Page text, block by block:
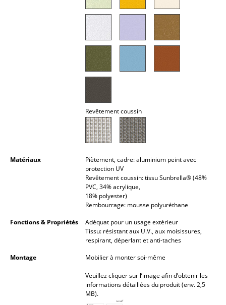
Petits rangements
... voir tous les rangements
Lampes de bureau
Lampadaires et Liseuses
Appliques murales
... voir tous les luminaires
Revêtement coussin
Matériaux
Piètement, cadre: aluminium peint avec
protection UV
Revêtement coussin: tissu Sunbrella® (48%
PVC, 34% acrylique,
18% polyester)
Rembourrage: mousse polyuréthane
Fonctions & Propriétés
Adéquat pour un usage extérieur
Tissu: résistant aux U.V., aux moisissures,
respirant, déperlant et anti-taches
Montage
Mobilier à monter soi-même
Veuillez cliquer sur l’image afin d’obtenir les
informations détaillées du produit (env. 2,5
MB).